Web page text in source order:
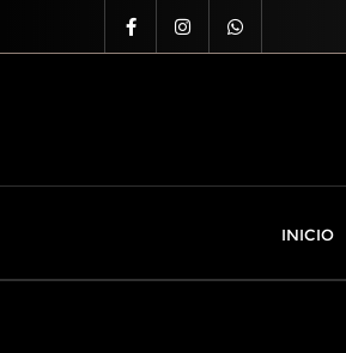
INICIO